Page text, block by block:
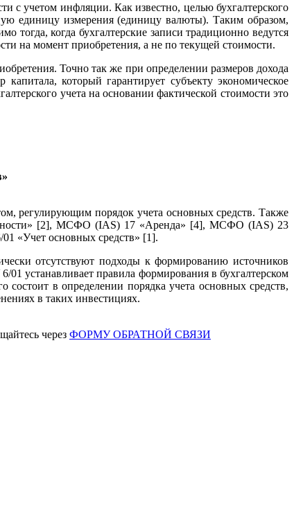
с учетом инфляции. Как известно, целью бухгалтерского
единицу измерения (единицу валюты). Таким образом,
тогда, когда бухгалтерские записи традиционно ведутся
на момент приобретения, а не по текущей стоимости.
Точно так же при определении размеров дохода
который гарантирует субъекту экономическое
учета на основании фактической стоимости это
регулирующим порядок учета основных средств. Также
[2], МСФО (IAS) 17 «Аренда» [4], МСФО (IAS) 23
«Учет основных средств» [1].
отсутствуют подходы к формированию источников
устанавливает правила формирования в бухгалтерском
в определении порядка учета основных средств,
в таких инвестициях.
через ФОРМУ ОБРАТНОЙ СВЯЗИ